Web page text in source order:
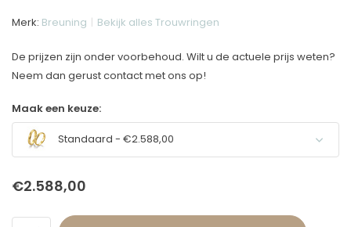
Merk: Breuning Bekijk alles Trouwringen
De prijzen zijn onder voorbehoud. Wilt u de actuele prijs weten?
Neem dan gerust contact met ons op!
Maak een keuze:
Standaard - €2.588,00
€2.588,00